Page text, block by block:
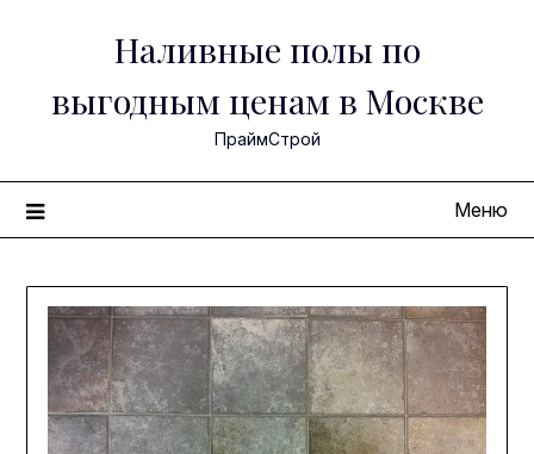
Наливные полы по
выгодным ценам в Москве
ПраймСтрой
Меню